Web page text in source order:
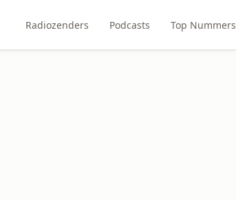
Radiozenders Podcasts Top Nummers